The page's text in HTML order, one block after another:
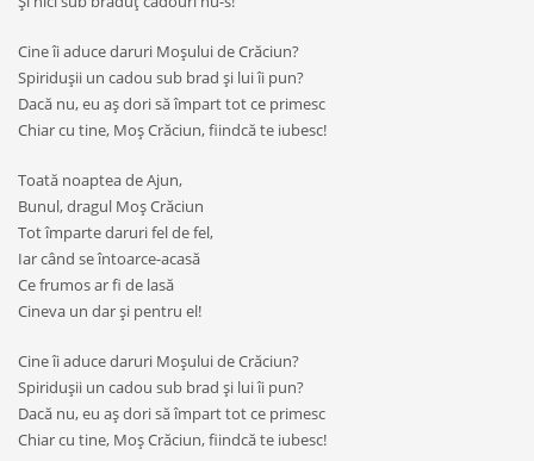
Cine îi aduce daruri Moşului de Crăciun?
Spiriduşii un cadou sub brad şi lui îi pun?
Dacă nu, eu aş dori să împart tot ce primesc
Chiar cu tine, Moş Crăciun, fiindcă te iubesc!
Toată noaptea de Ajun,
Bunul, dragul Moş Crăciun
Tot împarte daruri fel de fel,
Iar când se întoarce-acasă
Ce frumos ar fi de lasă
Cineva un dar şi pentru el!
Cine îi aduce daruri Moşului de Crăciun?
Spiriduşii un cadou sub brad şi lui îi pun?
Dacă nu, eu aş dori să împart tot ce primesc
Chiar cu tine, Moş Crăciun, fiindcă te iubesc!